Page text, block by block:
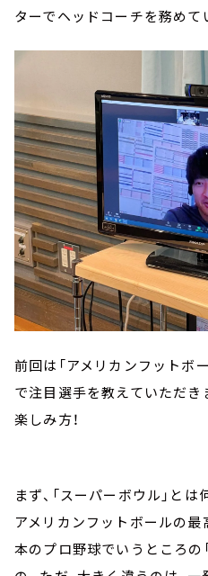
ターでヘッドコーチを務めて
前回は「アメリカンフットボ
で注目選手を教えていただき
楽しみ方！
まず、「スーパーボウル」とは
アメリカンフットボールの最
本のプロ野球でいうところの